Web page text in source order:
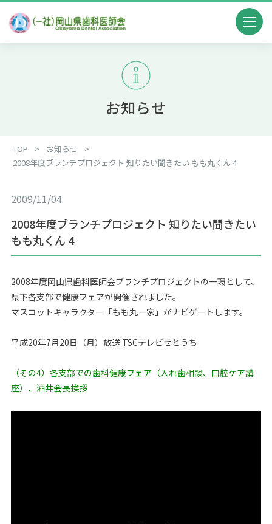
お知らせ
TOP > お知らせ
>
2008年度ブランチプロジェクト 知りたい聞きたい もも丸くん 4
2009/11/04
2008年度ブランチプロジェクト 知りたい聞きたい
もも丸くん 4
2008年度岡山県歯科医師会ブランチプロジェクトの一環として、
県下各支部で健康フェアが開催されました。
マスコットキャラクター「もも丸一家」がナビゲートします。
平成20年7月20日（月）放送 TSCテレビせとうち
（その4）各支部での歯科健康フェア（入れ歯相談、口腔ケア講
座）、酒井会長挨拶